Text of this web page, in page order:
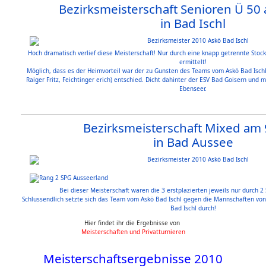
Bezirksmeisterschaft Senioren Ü 50
in Bad Ischl
Hoch dramatisch verlief diese Meisterschaft! Nur durch eine knapp getrennte
ermittelt!
Möglich, dass es der Heimvorteil war der zu Gunsten des Teams vom Askö Bad
Raiger Fritz, Feichtinger erich) entschied. Dicht dahinter der ESV Bad Goisern und
Ebenseer.
Bezirksmeisterschaft Mixed am
in Bad Aussee
Bei dieser Meisterschaft waren die 3 erstplazierten jeweils nur durch 2
Schlussendlich setzte sich das Team vom Askö Bad Ischl gegen die Mannschaften von
Bad Ischl durch!
Hier findet ihr die Ergebnisse von
Meisterschaften und Privatturnieren
Meisterschaftsergebnisse 2010